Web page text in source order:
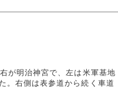
が明治神宮で、左は米軍基地
。右側は表参道から続く車道